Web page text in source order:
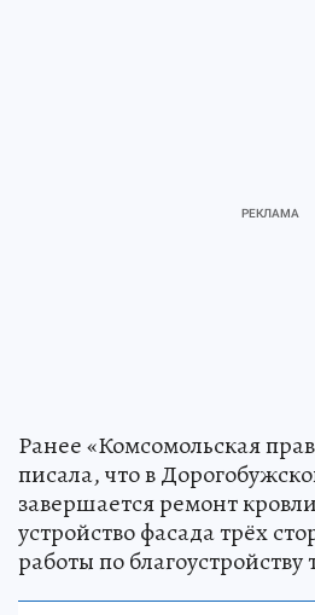
Ранее «Комсомольская
писала, что в
завершается ремонт
устройство фасада трёх
работы по